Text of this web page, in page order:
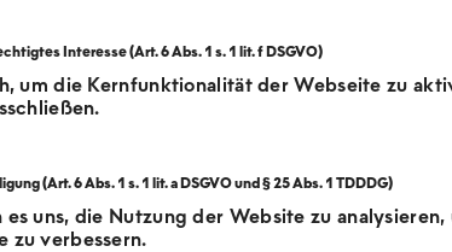
um die Kernfunktionalität der Webseite zu
uns, die Nutzung der Website zu analysieren,
zu verbessern.